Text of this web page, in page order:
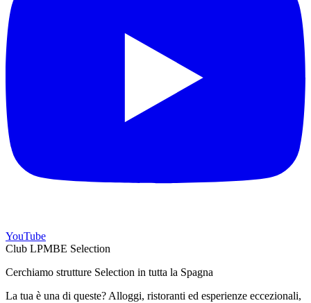
YouTube
Club LPMBE Selection
Cerchiamo strutture Selection in tutta la Spagna
La tua è una di queste? Alloggi, ristoranti ed esperienze eccezionali,